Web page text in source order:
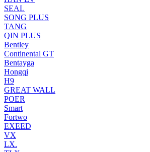
SEAL
SONG PLUS
TANG
QIN PLUS
Bentley
Continental GT
Bentayga
Hongqi
H9
GREAT WALL
POER
Smart
Fortwo
EXEED
VX
LX.